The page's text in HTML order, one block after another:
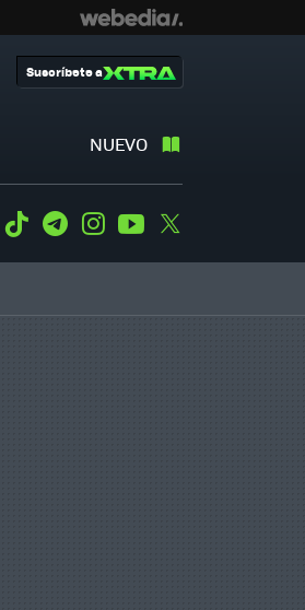
NUEVO
Suscríbete a
WhatsApp
Tiktok TelegramInstagramYoutube